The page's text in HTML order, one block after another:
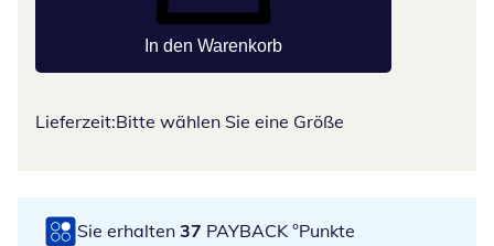
In den Warenkorb
Lieferzeit:Bitte wählen Sie eine Größe
Sie erhalten 37 PAYBACK °Punkte